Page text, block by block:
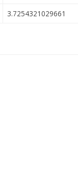
3.7254321029661